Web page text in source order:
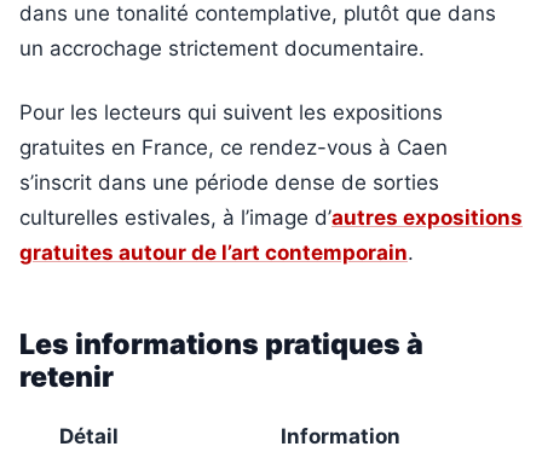
dans une tonalité contemplative, plutôt que dans
un accrochage strictement documentaire.
Pour les lecteurs qui suivent les expositions
gratuites en France, ce rendez-vous à Caen
s’inscrit dans une période dense de sorties
culturelles estivales, à l’image d’autres expositions
gratuites autour de l’art contemporain.
Les informations pratiques à
retenir
Détail
Information